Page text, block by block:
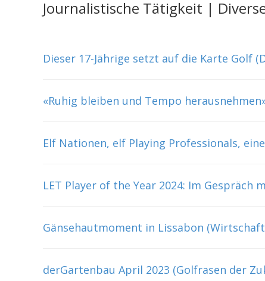
Journalistische Tätigkeit |
Dieser 17-Jährige setzt auf die Karte Golf
«Ruhig bleiben und Tempo
Elf Nationen, elf Playing Professionals,
LET Player of the Year 2024: Im
Gänsehautmoment in Lissabon
derGartenbau April 2023 (Golfrasen der